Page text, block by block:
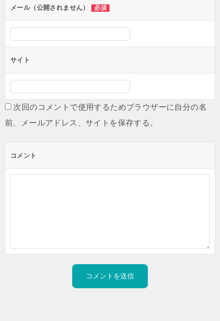
ンメール（公開されません） 必須
サイト
次回のコメントで使用するためブラウザーに自分の名
前、メールアドレス、サイトを保存する。
コメント